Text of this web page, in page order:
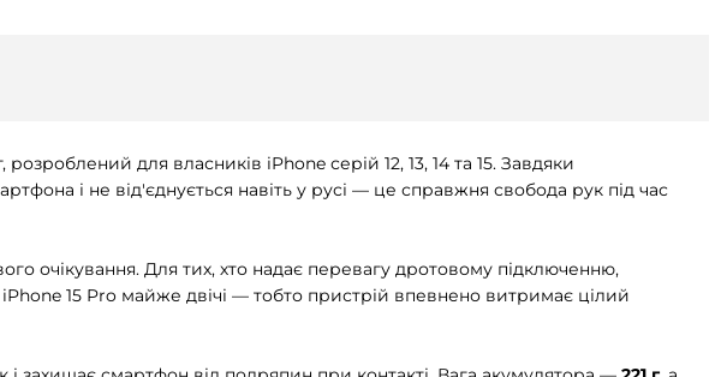
для власників iPhone серій 12, 13, 14 та 15. Завдяки
і не від'єднується навіть у русі — це справжня свобода рук під час
очікування. Для тих, хто надає перевагу дротовому підключенню,
15 Pro майже двічі — тобто пристрій впевнено витримає цілий